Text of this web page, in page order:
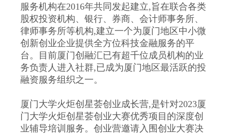
服务机构在2016年共同发起建立,旨在联合各类
股权投资机构、银行、券商、会计师事务所、
律师事务所等机构,建立一个为厦门地区中小微
创新创业企业提供全方位科技金融服务的平
台。目前厦门创融汇已有超千位成员机构的业
务负责人进入社群,已成为厦门地区最活跃的投
融资服务组织之一。
厦门大学火炬创星荟创业成长营,是针对2023厦
门大学火炬创星荟创业大赛优秀项目的深度创
业辅导培训服务。创业营邀请入围创业大赛决